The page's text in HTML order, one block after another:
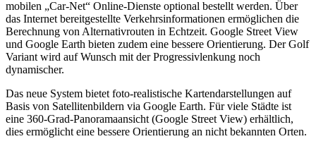
mobilen „Car-Net“ Online-Dienste optional bestellt werden. Über
das Internet bereitgestellte Verkehrsinformationen ermöglichen die
Berechnung von Alternativrouten in Echtzeit. Google Street View
und Google Earth bieten zudem eine bessere Orientierung. Der Golf
Variant wird auf Wunsch mit der Progressivlenkung noch
dynamischer.
Das neue System bietet foto-realistische Kartendarstellungen auf
Basis von Satellitenbildern via Google Earth. Für viele Städte ist
eine 360-Grad-Panoramaansicht (Google Street View) erhältlich,
dies ermöglicht eine bessere Orientierung an nicht bekannten Orten.